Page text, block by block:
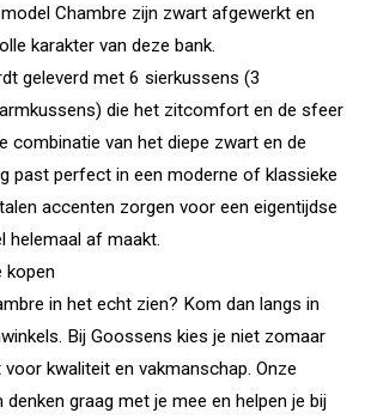
Chambre zijn zwart afgewerkt en
karakter van deze bank.
geleverd met 6 sierkussens (3
die het zitcomfort en de sfeer
combinatie van het diepe zwart en de
past perfect in een moderne of klassieke
accenten zorgen voor een eigentijdse
helemaal af maakt.
kopen
in het echt zien? Kom dan langs in
Bij Goossens kies je niet zomaar
kwaliteit en vakmanschap. Onze
graag met je mee en helpen je bij